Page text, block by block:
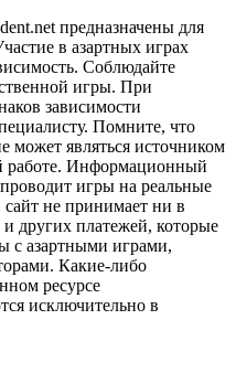
предназначены для
в азартных играх
Соблюдайте
игры. При
зависимости
Помните, что
может являться источником
работе. Информационный
игры на реальные
не принимает ни в
других платежей, которые
с азартными играми,
Какие-либо
ресурсе
исключительно в